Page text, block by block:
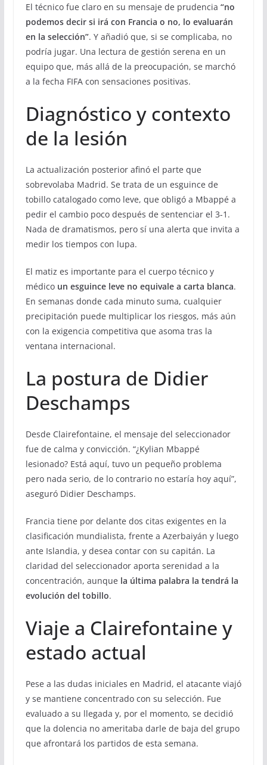
El técnico fue claro en su mensaje de prudencia “no
podemos decir si irá con Francia o no, lo evaluarán
en la selección”. Y añadió que, si se complicaba, no
podría jugar. Una lectura de gestión serena en un
equipo que, más allá de la preocupación, se marchó
a la fecha FIFA con sensaciones positivas.
Diagnóstico y contexto
de la lesión
La actualización posterior afinó el parte que
sobrevolaba Madrid. Se trata de un esguince de
tobillo catalogado como leve, que obligó a Mbappé a
pedir el cambio poco después de sentenciar el 3-1.
Nada de dramatismos, pero sí una alerta que invita a
medir los tiempos con lupa.
El matiz es importante para el cuerpo técnico y
médico un esguince leve no equivale a carta blanca.
En semanas donde cada minuto suma, cualquier
precipitación puede multiplicar los riesgos, más aún
con la exigencia competitiva que asoma tras la
ventana internacional.
La postura de Didier
Deschamps
Desde Clairefontaine, el mensaje del seleccionador
fue de calma y convicción. “¿Kylian Mbappé
lesionado? Está aquí, tuvo un pequeño problema
pero nada serio, de lo contrario no estaría hoy aquí”,
aseguró Didier Deschamps.
Francia tiene por delante dos citas exigentes en la
clasificación mundialista, frente a Azerbaiyán y luego
ante Islandia, y desea contar con su capitán. La
claridad del seleccionador aporta serenidad a la
concentración, aunque la última palabra la tendrá la
evolución del tobillo.
Viaje a Clairefontaine y
estado actual
Pese a las dudas iniciales en Madrid, el atacante viajó
y se mantiene concentrado con su selección. Fue
evaluado a su llegada y, por el momento, se decidió
que la dolencia no ameritaba darle de baja del grupo
que afrontará los partidos de esta semana.